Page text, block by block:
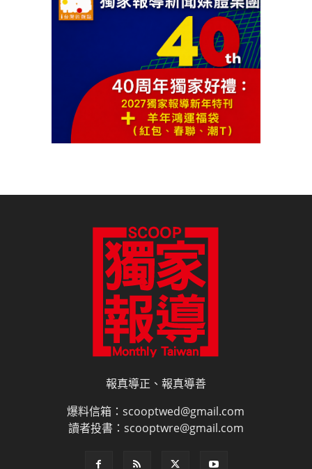
報真導正、報真導善
爆料信箱：scooptwed@gmail.com
讀者投書：scooptwre@gmail.com